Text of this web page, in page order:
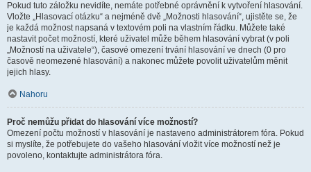
Pokud tuto záložku nevidíte, nemáte potřebné oprávnění k vytvoření hlasování.
Vložte „Hlasovací otázku“ a nejméně dvě „Možnosti hlasování“, ujistěte se, že
je každá možnost napsaná v textovém poli na vlastním řádku. Můžete také
nastavit počet možností, které uživatel může během hlasování vybrat (v poli
„Možností na uživatele“), časové omezení trvání hlasování ve dnech (0 pro
časově neomezené hlasování) a nakonec můžete povolit uživatelům měnit
jejich hlasy.
Nahoru
Proč nemůžu přidat do hlasování více možností?
Omezení počtu možností v hlasování je nastaveno administrátorem fóra. Pokud
si myslíte, že potřebujete do vašeho hlasování vložit více možností než je
povoleno, kontaktujte administrátora fóra.